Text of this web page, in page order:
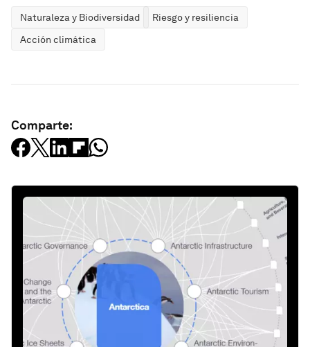
Naturaleza y Biodiversidad
Riesgo y resiliencia
Acción climática
Comparte: